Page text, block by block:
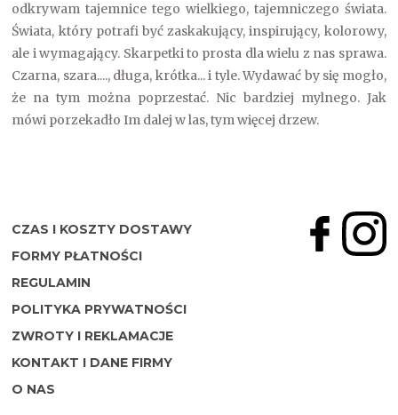
odkrywam tajemnice tego wielkiego, tajemniczego świata.
Świata, który potrafi być zaskakujący, inspirujący, kolorowy,
ale i wymagający. Skarpetki to prosta dla wielu z nas sprawa.
Czarna, szara...., długa, krótka... i tyle. Wydawać by się mogło,
że na tym można poprzestać. Nic bardziej mylnego. Jak
mówi porzekadło Im dalej w las, tym więcej drzew.
CZAS I KOSZTY DOSTAWY
FORMY PŁATNOŚCI
REGULAMIN
POLITYKA PRYWATNOŚCI
ZWROTY I REKLAMACJE
KONTAKT I DANE FIRMY
O NAS